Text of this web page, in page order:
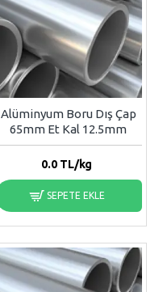
Alüminyum Boru Dış Çap
65mm Et Kal 12.5mm
0.0TL/kg
SEPETE EKLE